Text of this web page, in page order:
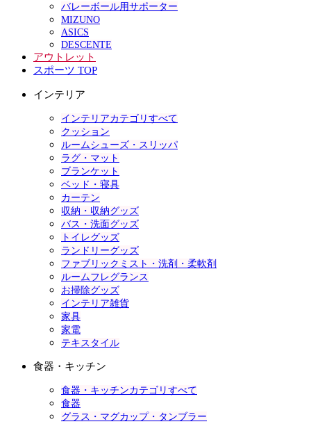
バレーボール用サポーター
MIZUNO
ASICS
DESCENTE
アウトレット
スポーツ TOP
インテリア
インテリアカテゴリすべて
クッション
ルームシューズ・スリッパ
ラグ・マット
ブランケット
ベッド・寝具
カーテン
収納・収納グッズ
バス・洗面グッズ
トイレグッズ
ランドリーグッズ
ファブリックミスト・洗剤・柔軟剤
ルームフレグランス
お掃除グッズ
インテリア雑貨
家具
家電
テキスタイル
食器・キッチン
食器・キッチンカテゴリすべて
食器
グラス・マグカップ・タンブラー